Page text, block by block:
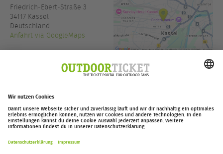
Friedrich-Ebert-Straße 3
34117 Kassel
Deutschland
Anfahrt via GoogleMaps
www.filmladen.de
outdoor-ticket.net– Ein Projekt von